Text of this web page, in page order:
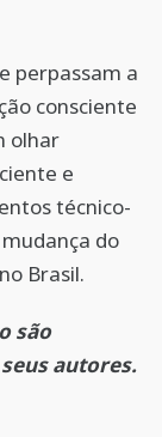
perpassam a
consciente
olhar
e
técnico-
do
Brasil.
são
autores.